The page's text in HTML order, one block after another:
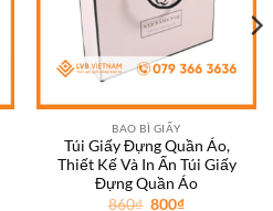
BAO BÌ GIẤY
Túi Giấy Đựng Quần Áo,
Thiết Kế Và In Ấn Túi Giấy
Đựng Quần Áo
860₫ Giá
800₫Giá